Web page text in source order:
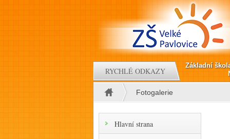
RYCHLÉ ODKAZY
Základní
Jste zde Fotogalerie
Hlavní strana